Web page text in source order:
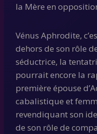
la Mère en
Vénus Aphrodite,
dehors de son rôle
séductrice, la
pourrait encore la
première épouse
cabalistique et
revendiquant son
de son rôle de